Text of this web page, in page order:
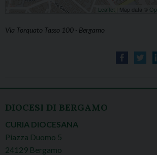
Leaflet | Map data ©
Via Torquato Tasso 100 - Bergamo
DIOCESI DI BERGAMO
CURIA DIOCESANA
Piazza Duomo 5
24129 Bergamo